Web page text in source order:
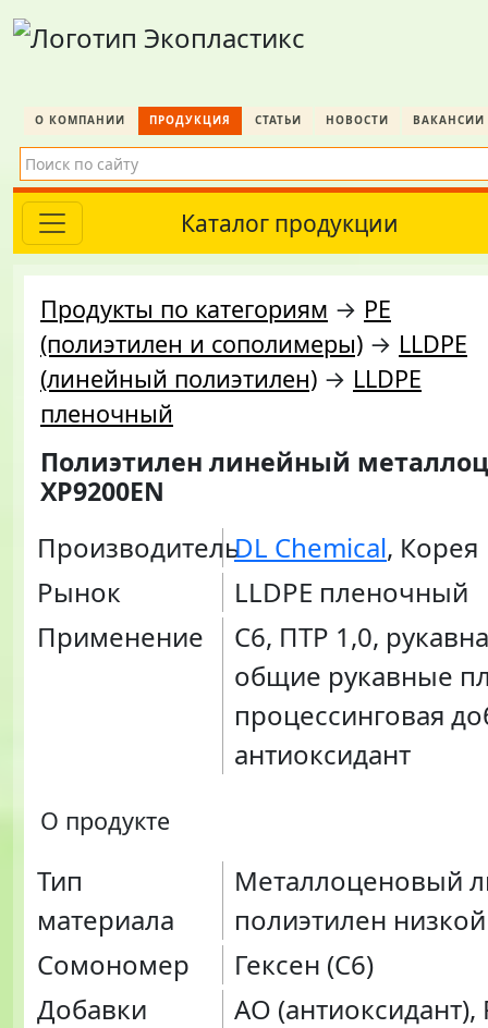
О КОМПАНИИ ПРОДУКЦИЯ СТАТЬИ НОВОСТИ ВАКАНСИИ
Каталог продукции
Продукты по категориям → PE
(полиэтилен и сополимеры) → LLDPE
(линейный полиэтилен) → LLDPE
пленочный
Полиэтилен линейный
XP9200EN
ПроизводительDL Chemical, Корея
Рынок
LLDPE пленочный
Применение
C6, ПТР 1,0,
общие рукавные
процессинговая
антиоксидант
О продукте
Тип
материала
Металлоценовый
полиэтилен
Сомономер
Гексен (С6)
Добавки
AO (антиоксидант),